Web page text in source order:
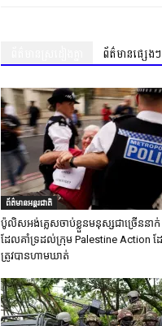
ព័ត៌មានផ្សេង
ព័ត៌មានអន្តរជាតិ
ប៉ូលិសអង់គ្លេសចាប់ខ្លួនមនុស្សជាច្រើននាក់
ដែលគាំទ្រដល់ក្រុម Palestine Action
ត្រូវបានហាមឃាត់